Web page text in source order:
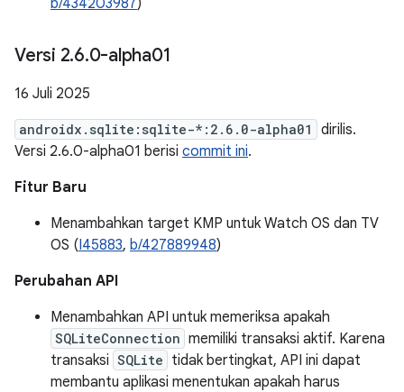
b/434203987)
Versi 2.6.0-alpha01
16 Juli 2025
androidx.sqlite:sqlite-*:2.6.0-alpha01
dirilis.
Versi 2.6.0-alpha01 berisi commit ini.
Fitur Baru
Menambahkan target KMP untuk Watch OS dan TV
OS (I45883, b/427889948)
Perubahan API
Menambahkan API untuk memeriksa apakah
SQLiteConnection memiliki transaksi aktif. Karena
transaksi SQLite tidak bertingkat, API ini dapat
membantu aplikasi menentukan apakah harus